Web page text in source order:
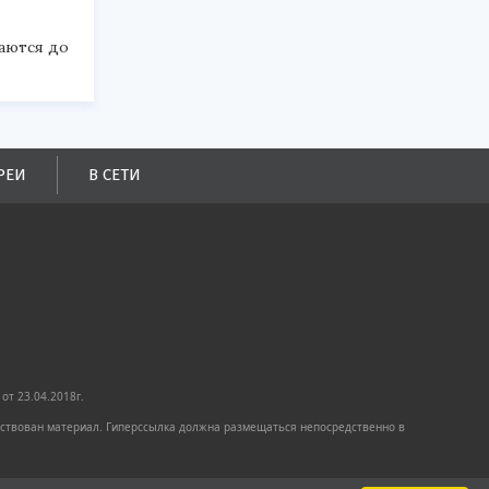
до
В СЕТИ
23.04.2018г.
материал. Гиперссылка должна размещаться непосредственно в